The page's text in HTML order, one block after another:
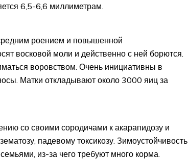
6,5-6,6 миллиметрам.
роением и повышенной
восковой моли и действенно с ней борются.
воровством. Очень инициативны в
Матки откладывают около 3000 яиц за
со своими сородичами к акарапидозу и
падевому токсикозу. Зимоустойчивость
из-за чего требуют много корма.